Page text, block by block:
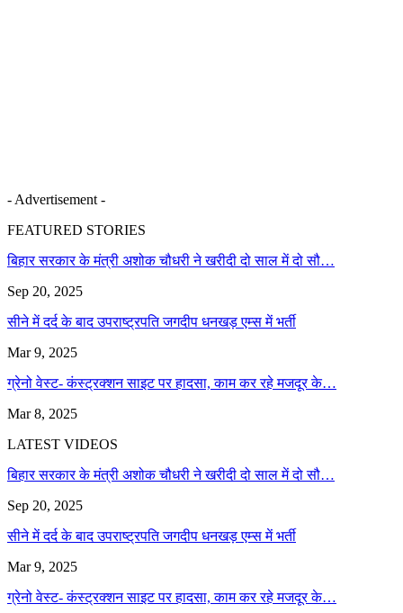
- Advertisement -
FEATURED STORIES
बिहार सरकार के मंत्री अशोक चौधरी ने खरीदी दो साल में दो सौ…
Sep 20, 2025
सीने में दर्द के बाद उपराष्ट्रपति जगदीप धनखड़ एम्स में भर्ती
Mar 9, 2025
ग्रेनो वेस्ट- कंस्ट्रक्शन साइट पर हादसा, काम कर रहे मजदूर के…
Mar 8, 2025
LATEST VIDEOS
बिहार सरकार के मंत्री अशोक चौधरी ने खरीदी दो साल में दो सौ…
Sep 20, 2025
सीने में दर्द के बाद उपराष्ट्रपति जगदीप धनखड़ एम्स में भर्ती
Mar 9, 2025
ग्रेनो वेस्ट- कंस्ट्रक्शन साइट पर हादसा, काम कर रहे मजदूर के…